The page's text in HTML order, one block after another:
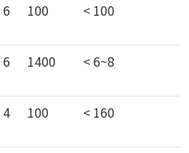
6 100 < 100
6 1400 < 6~8
4 100 < 160